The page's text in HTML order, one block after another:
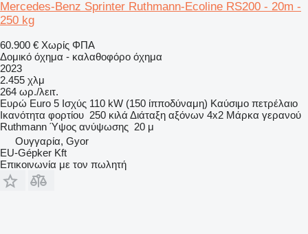
Mercedes-Benz Sprinter Ruthmann-Ecoline RS200 - 20m -
250 kg
60.900 € Χωρίς ΦΠΑ
Δομικό όχημα - καλαθοφόρο όχημα
2023
2.455 χλμ
264 ωρ./λειτ.
Ευρώ Euro 5 Ισχύς 110 kW (150 ίπποδύναμη) Καύσιμο πετρέλαιο
Ικανότητα φορτίου 250 κιλά Διάταξη αξόνων 4x2 Μάρκα γερανού
Ruthmann Ύψος ανύψωσης 20 μ
Ουγγαρία, Gyor
EU-Gépker Kft
Επικοινωνία με τον πωλητή